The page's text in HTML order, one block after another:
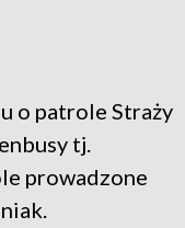
o patrole Straży
tj.
prowadzone